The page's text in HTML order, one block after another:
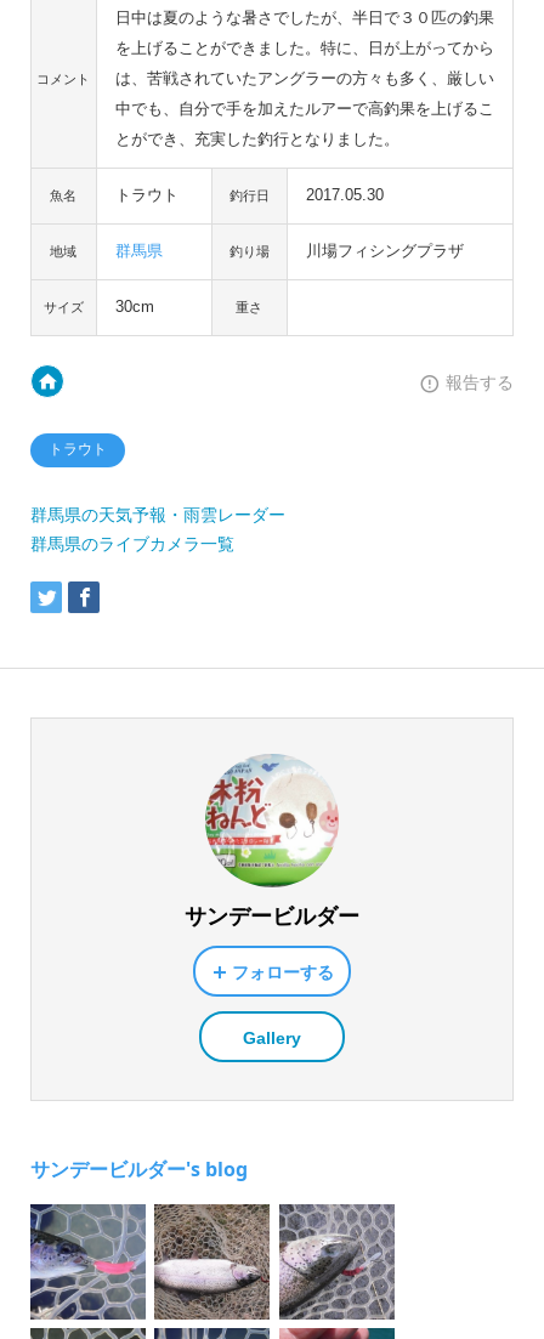
コメント
日中は夏のような暑さでしたが、半日で３０匹の釣果
を上げることができました。特に、日が上がってから
は、苦戦されていたアングラーの方々も多く、厳しい
中でも、自分で手を加えたルアーで高釣果を上げるこ
とができ、充実した釣行となりました。
魚名 トラウト 釣行日 2017.05.30
地域 群馬県 釣り場 川場フィシングプラザ
サイズ 30cm 重さ
報告する
トラウト
群馬県の天気予報・雨雲レーダー
群馬県のライブカメラ一覧
サンデービルダー
フォローする
Gallery
サンデービルダー's blog